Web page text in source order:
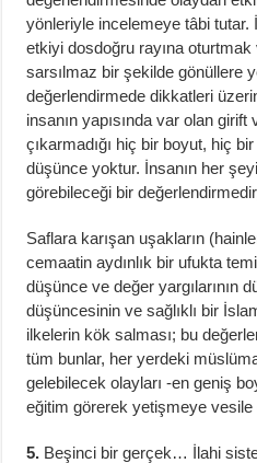
yönleriyle incelemeye tâbi tutar.
etkiyi dosdoğru rayına
sarsılmaz bir şekilde gönüllere
değerlendirmede dikkatleri
insanın yapısında var olan girift
çıkarmadığı hiç bir boyut, hiç
düşünce yoktur. İnsanın her
görebileceği bir
Saflara karışan uşakların
cemaatin aydınlık bir ufukta
düşünce ve değer yargılarının
düşüncesinin ve sağlıklı bir
ilkelerin kök salması; bu
tüm bunlar, her yerdeki
gelebilecek olayları -en geniş
eğitim görerek yetişmeye vesile
5. Beşinci bir gerçek… İlahi